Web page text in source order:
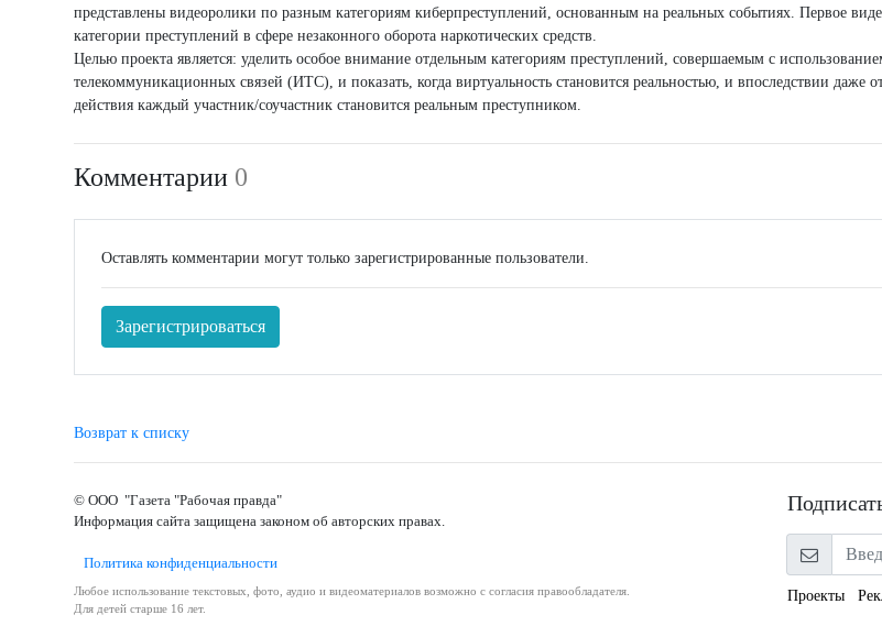
представлены видеоролики по разным категориям киберпреступлений, основанным на реальных событиях. Первое
категории преступлений в сфере незаконного оборота наркотических средств.
Целью проекта является: уделить особое внимание отдельным категориям преступлений, совершаемым с
телекоммуникационных связей (ИТС), и показать, когда виртуальность становится реальностью, и впоследствии даже
действия каждый участник/соучастник становится реальным преступником.
Комментарии 0
Оставлять комментарии могут только зарегистрированные пользователи.
Зарегистрироваться
Возврат к списку
© ООО "Газета "Рабочая правда"
Информация сайта защищена законом об авторских правах.
Политика конфиденциальности
Любое использование текстовых, фото, аудио и видеоматериалов возможно с согласия правообладателя.
Для детей старше 16 лет.
Проекты